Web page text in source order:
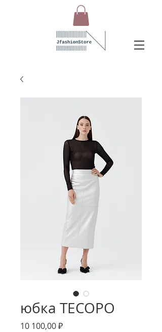
юбка ТЕСОРО
10 100,00 ₽Цена